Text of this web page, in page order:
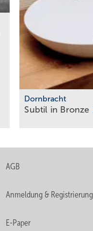
Dornbracht
Subtil in Bronze
AGB
Anmeldung & Registrierung
E-Paper